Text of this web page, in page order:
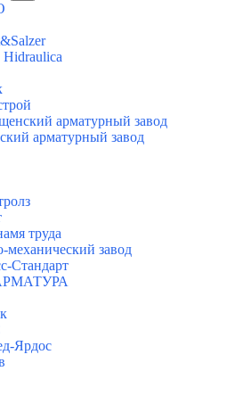
Hidraulica
арматурный завод
арматурный завод
труда
механический завод
Стандарт
Ярдос